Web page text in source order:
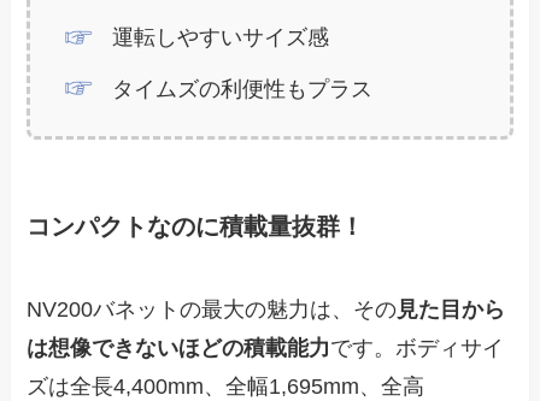
運転しやすいサイズ感
タイムズの利便性もプラス
コンパクトなのに積載量抜群！
NV200バネットの最大の魅力は、その見た目から
は想像できないほどの積載能力です。ボディサイ
ズは全長4,400mm、全幅1,695mm、全高